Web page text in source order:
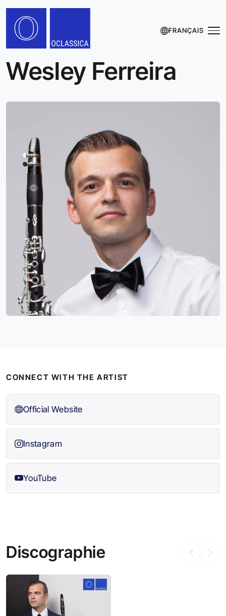
FRANÇAIS
Wesley Ferreira
CONNECT WITH THE ARTIST
Official Website
Instagram
YouTube
Discographie